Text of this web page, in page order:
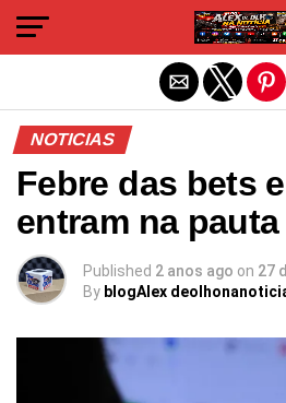
NOTICIAS
Febre das bets
entram na
Published 2 anos ago on 27
By blogAlex
Sair da versão